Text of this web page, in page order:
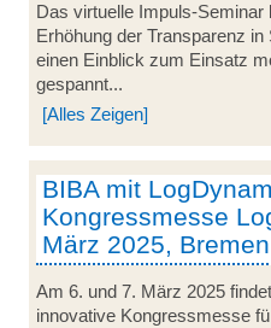
Das virtuelle Impuls-Seminar
Erhöhung der Transparenz
einen Einblick zum Einsatz
gespannt...
[Alles Zeigen]
BIBA mit
Kongressmesse
März 2025, Bremen
Am 6. und 7. März 2025
innovative Kongressmesse